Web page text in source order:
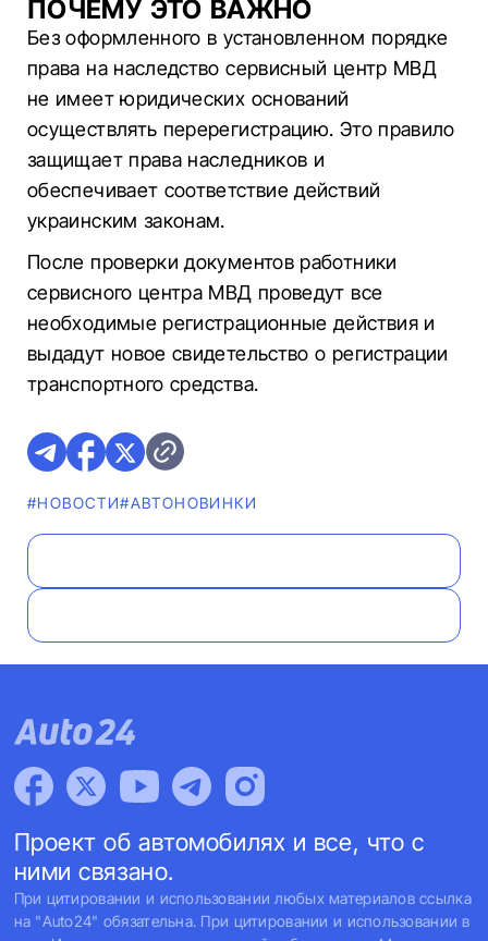
ПОЧЕМУ ЭТО ВАЖНО
Без оформленного в установленном порядке
права на наследство сервисный центр МВД
не имеет юридических оснований
осуществлять перерегистрацию. Это правило
защищает права наследников и
обеспечивает соответствие действий
украинским законам.
После проверки документов работники
сервисного центра МВД проведут все
необходимые регистрационные действия и
выдадут новое свидетельство о регистрации
транспортного средства.
#НОВОСТИ#AВТОНОВИНКИ
Проект об автомобилях и все, что с
ними связано.
При цитировании и использовании любых материалов ссылка
на "Auto24" обязательна. При цитировании и использовании в